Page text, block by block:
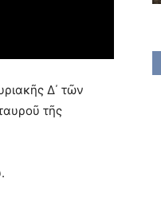
Δ΄ τῶν
τῆς